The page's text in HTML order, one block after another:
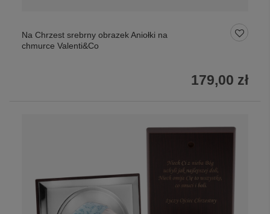
Na Chrzest srebrny obrazek Aniołki na
chmurce Valenti&Co
179,00 zł